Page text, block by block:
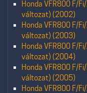
Honda VFR800 F/
változat) (2002)
Honda VFR800 F/
változat) (2003)
Honda VFR800 F/
változat) (2004)
Honda VFR800 F/
változat) (2005)
Honda VFR800 F/